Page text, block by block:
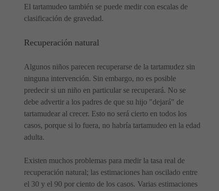
El tartamudeo también se puede medir con escalas de
clasificación de gravedad.
Recuperación natural
Algunos niños parecen recuperarse de la tartamudez sin
ninguna intervención. Sin embargo, no es posible
predecir si un niño en particular se recuperará. No se
debe advertir a los padres de que su hijo "dejará" de
tartamudear al crecer. Esto no será cierto en todos los
casos, porque si lo fuera, no habría tartamudeo en la edad
adulta.
Existen muchos problemas para medir la tasa real de
recuperación natural; las estimaciones han oscilado entre
el 30 y el 90 por ciento de los casos. Varias estimaciones